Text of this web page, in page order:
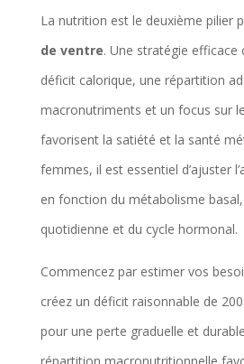
La nutrition est le deuxième pilier
de ventre. Une stratégie efficace
déficit calorique, une répartition
macronutriments et un focus sur
favorisent la satiété et la santé
femmes, il est essentiel d’ajuster
en fonction du métabolisme basal,
quotidienne et du cycle hormonal.
Commencez par estimer vos
créez un déficit raisonnable de
pour une perte graduelle et
répartition macronutritionnelle